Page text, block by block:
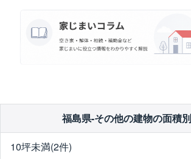
福島県-その他の建物の面積
10坪未満(2件)